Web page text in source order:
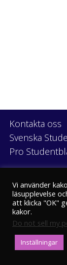
Kontakta oss
Svenska
Pro
Vi använder
läsupplevelse
att klicka "OK"
kakor.
Do not sell my
Inställningar